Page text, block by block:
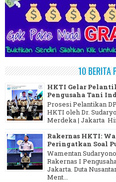
10 BERITA
HKTI Gelar
Pengusaha Tani
Prosesi Pelantikan
HKTI oleh Dr.
Merdeka | Jakarta
Rakernas HKTI:
Peringatkan Soal
Wamentan
Rakernas I
Jakarta. Duta
Ment...